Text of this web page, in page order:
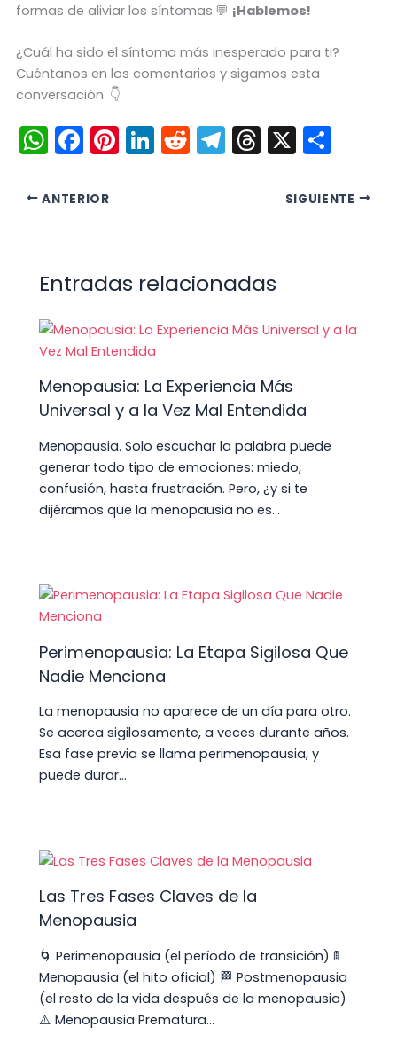
formas de aliviar los síntomas.💬 ¡Hablemos!
¿Cuál ha sido el síntoma más inesperado para ti?
Cuéntanos en los comentarios y sigamos esta
conversación. 👇
W
h
a
p
p
F
a
c
o
k
Pi
nt
Li
n
n
R
e
d
T
el
m
T
hr
s
X C
m
ANTERIOR SIGUIENTE
Entradas relacionadas
Menopausia: La Experiencia Más
Universal y a la Vez Mal Entendida
Menopausia. Solo escuchar la palabra puede
generar todo tipo de emociones: miedo,
confusión, hasta frustración. Pero, ¿y si te
dijéramos que la menopausia no es…
Perimenopausia: La Etapa Sigilosa Que
Nadie Menciona
La menopausia no aparece de un día para otro.
Se acerca sigilosamente, a veces durante años.
Esa fase previa se llama perimenopausia, y
puede durar…
Las Tres Fases Claves de la
Menopausia
🌀 Perimenopausia (el período de transición) 🚦
Menopausia (el hito oficial) 🏁 Postmenopausia
(el resto de la vida después de la menopausia)
⚠️ Menopausia Prematura…